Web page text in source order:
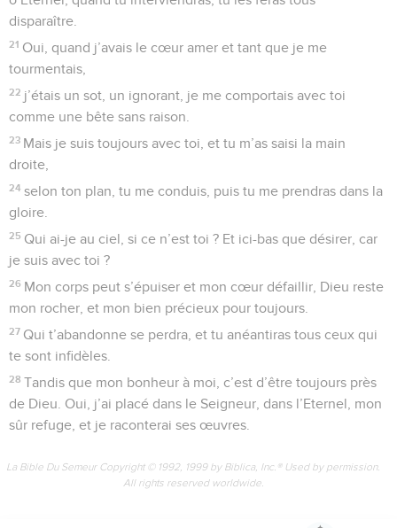
disparaître.
21 Oui, quand j’avais le cœur amer et tant que je me
tourmentais,
22 j’étais un sot, un ignorant, je me comportais avec toi
comme une bête sans raison.
23 Mais je suis toujours avec toi, et tu m’as saisi la main
droite,
24 selon ton plan, tu me conduis, puis tu me prendras dans la
gloire.
25 Qui ai-je au ciel, si ce n’est toi ? Et ici-bas que désirer, car
je suis avec toi ?
26 Mon corps peut s’épuiser et mon cœur défaillir, Dieu reste
mon rocher, et mon bien précieux pour toujours.
27 Qui t’abandonne se perdra, et tu anéantiras tous ceux qui
te sont infidèles.
28 Tandis que mon bonheur à moi, c’est d’être toujours près
de Dieu. Oui, j’ai placé dans le Seigneur, dans l’Eternel, mon
sûr refuge, et je raconterai ses œuvres.
La Bible Du Semeur Copyright © 1992, 1999 by Biblica, Inc.® Used by permission.
All rights reserved worldwide.